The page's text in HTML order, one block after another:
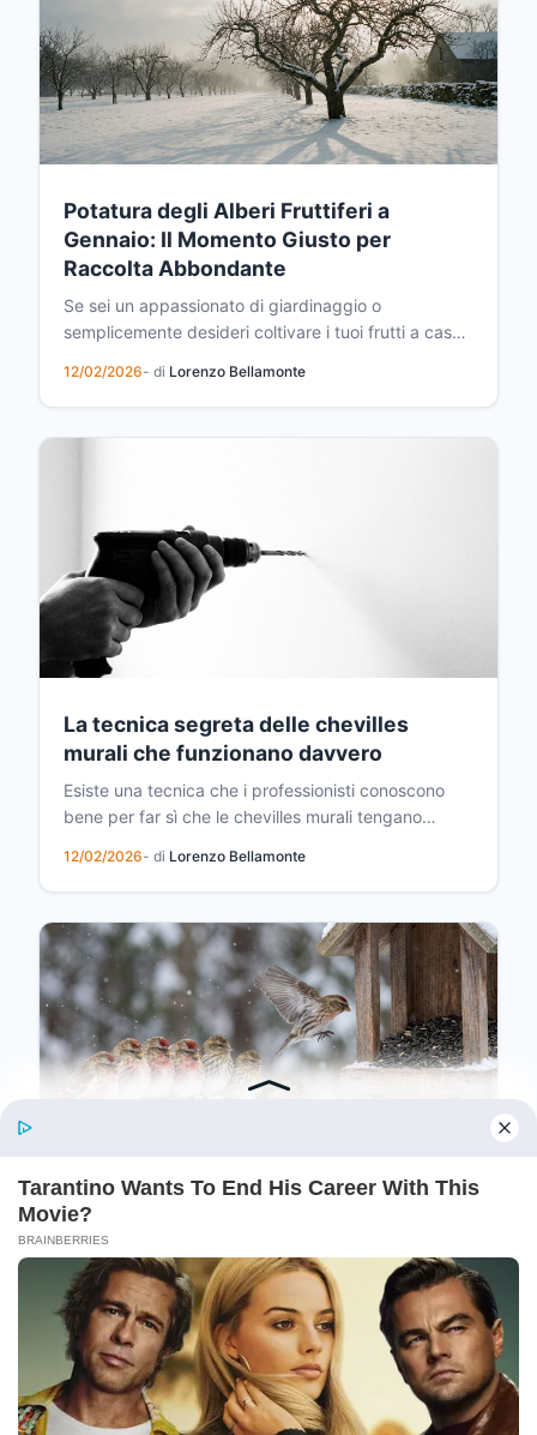
Potatura degli Alberi Fruttiferi a
Gennaio: Il Momento Giusto per
Raccolta Abbondante
Se sei un appassionato di giardinaggio o
semplicemente desideri coltivare i tuoi frutti a casa,
la potatura degli alberi fruttiferi. Questo periodo
rappresenta l'ultima occasione per intervenire prima
che la primavera porti con sé una serie di cambia...
12/02/2026- di Lorenzo Bellamonte
La tecnica segreta delle chevilles
murali che funzionano davvero
Esiste una tecnica che i professionisti conoscono
bene per far sì che le chevilles murali tengano
foro, scegliere la cheville giusta e seguire la
procedura passo dopo passo per risultati
professionali.
12/02/2026- di Lorenzo Bellamonte
Il metodo giapponese per salvare gli
uccelli in inverno che i francesi
detesteranno
Il metodo giapponese rappresenta un approccio
innovativo per aiutare gli uccelli durante i mesi
invernali, ma contrasta con la filosofia
conservazionista europea. Scopri come questa
pratica funziona, i suoi benefici scientifici e come
12/02/2026- di Lorenzo Bellamonte